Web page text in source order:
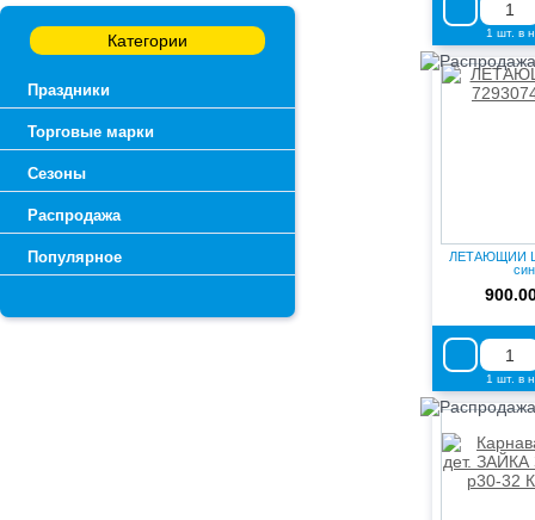
Категории
Праздники
Торговые марки
Сезоны
Распродажа
Популярное
1 шт. в
ЛЕТАЮЩИЙ
1 шт. в